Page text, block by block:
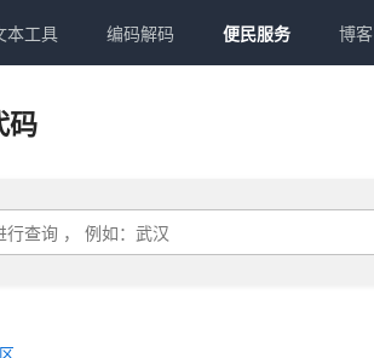
本工具 编码解码 便民服务 博客
码